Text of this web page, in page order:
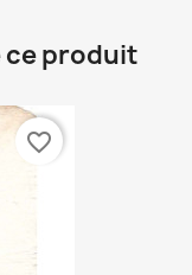
ce produit
favorite_border